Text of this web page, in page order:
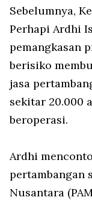
Sebelumnya,
Perhapi Ardhi
pemangkasan
berisiko
jasa
sekitar 20.000
beroperasi.
Ardhi
pertambangan
Nusantara